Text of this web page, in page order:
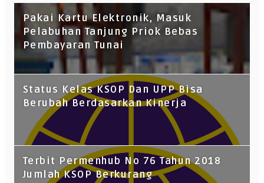
Pakai Kartu Elektronik, Masuk
Pelabuhan Tanjung Priok Bebas
Pembayaran Tunai
Status Kelas KSOP Dan UPP Bisa
Berubah Berdasarkan Kinerja
Terbit Permenhub No 76 Tahun 2018
Jumlah KSOP Berkurang